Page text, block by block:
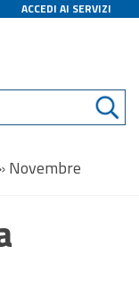
ACCEDI AI SERVIZI
Novembre